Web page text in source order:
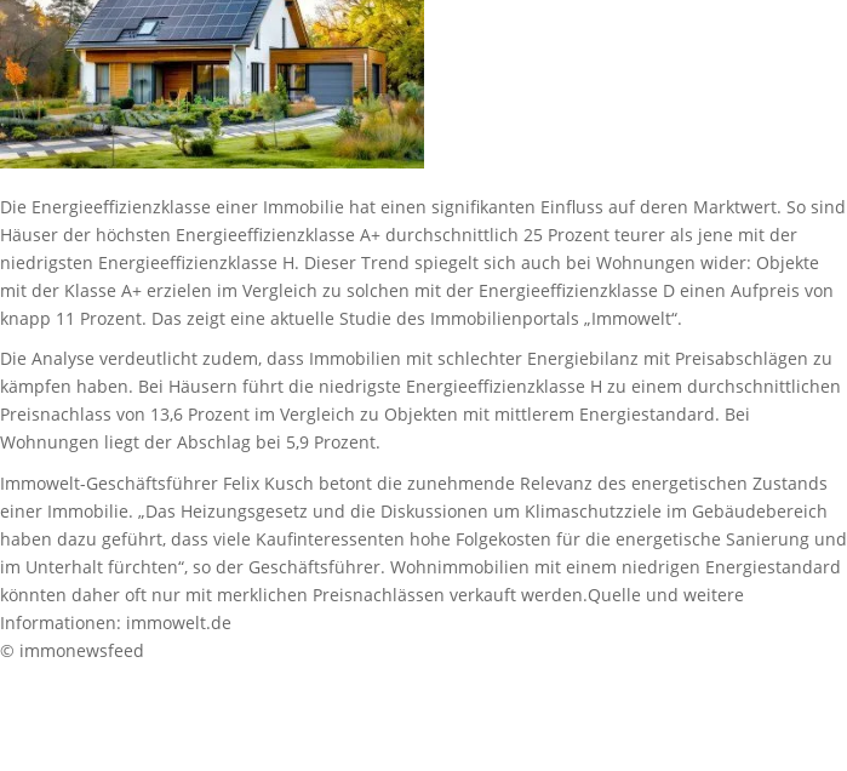
Die Energieeffizienzklasse einer Immobilie hat einen signifikanten Einfluss auf deren Marktwert. So sind
Häuser der höchsten Energieeffizienzklasse A+ durchschnittlich 25 Prozent teurer als jene mit der
niedrigsten Energieeffizienzklasse H. Dieser Trend spiegelt sich auch bei Wohnungen wider: Objekte
mit der Klasse A+ erzielen im Vergleich zu solchen mit der Energieeffizienzklasse D einen Aufpreis von
knapp 11 Prozent. Das zeigt eine aktuelle Studie des Immobilienportals „Immowelt“.
Die Analyse verdeutlicht zudem, dass Immobilien mit schlechter Energiebilanz mit Preisabschlägen zu
kämpfen haben. Bei Häusern führt die niedrigste Energieeffizienzklasse H zu einem durchschnittlichen
Preisnachlass von 13,6 Prozent im Vergleich zu Objekten mit mittlerem Energiestandard. Bei
Wohnungen liegt der Abschlag bei 5,9 Prozent.
Immowelt-Geschäftsführer Felix Kusch betont die zunehmende Relevanz des energetischen Zustands
einer Immobilie. „Das Heizungsgesetz und die Diskussionen um Klimaschutzziele im Gebäudebereich
haben dazu geführt, dass viele Kaufinteressenten hohe Folgekosten für die energetische Sanierung und
im Unterhalt fürchten“, so der Geschäftsführer. Wohnimmobilien mit einem niedrigen Energiestandard
könnten daher oft nur mit merklichen Preisnachlässen verkauft werden.Quelle und weitere
Informationen: immowelt.de
© immonewsfeed